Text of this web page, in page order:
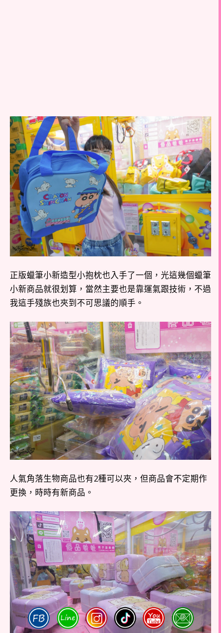
正版蠟筆小新造型小抱枕也入手了一個，光這幾個蠟筆
小新商品就很划算，當然主要也是靠運氣跟技術，不過
我這手殘族也夾到不可思議的順手。
人氣角落生物商品也有2種可以夾，但商品會不定期作
更換，時時有新商品。